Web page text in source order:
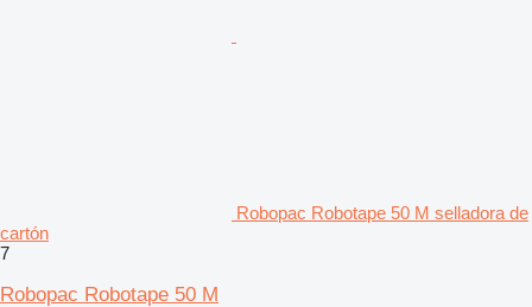
Robopac Robotape 50 M selladora de
cartón
7
Robopac Robotape 50 M